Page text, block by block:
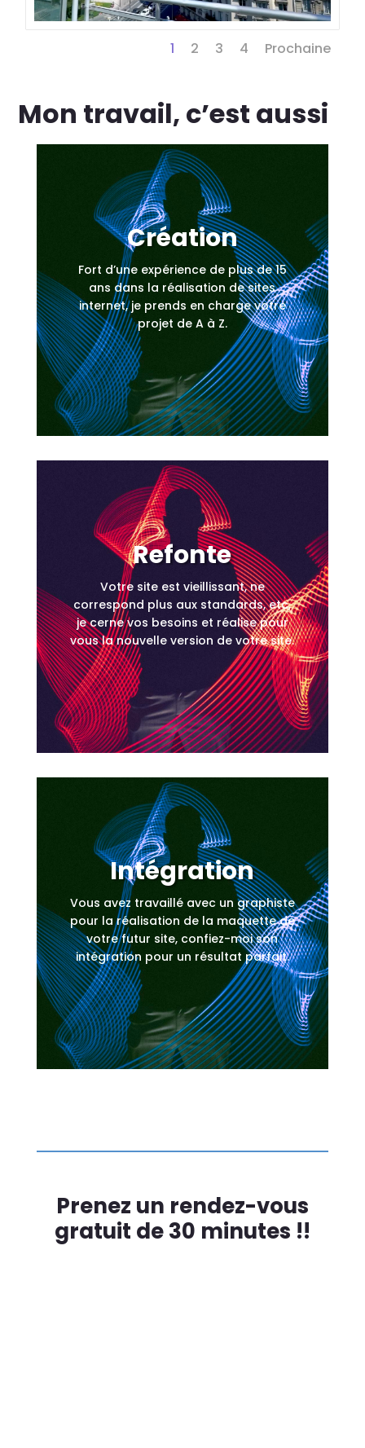
1 2 3 4 Prochaine
Mon travail, c’est aussi
Création
Fort d’une expérience de plus de 15
ans dans la réalisation de sites
internet, je prends en charge votre
projet de A à Z.
Refonte
Votre site est vieillissant, ne
correspond plus aux standards, etc,
je cerne vos besoins et réalise pour
vous la nouvelle version de votre site.
Intégration
Vous avez travaillé avec un graphiste
pour la réalisation de la maquette de
votre futur site, confiez-moi son
intégration pour un résultat parfait.
Prenez un rendez-vous
gratuit de 30 minutes !!